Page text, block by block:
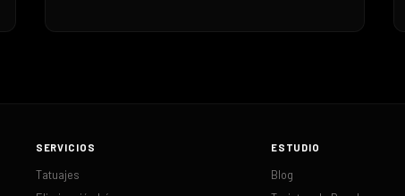
SERVICIOS
Tatuajes
ESTUDIO
Blog